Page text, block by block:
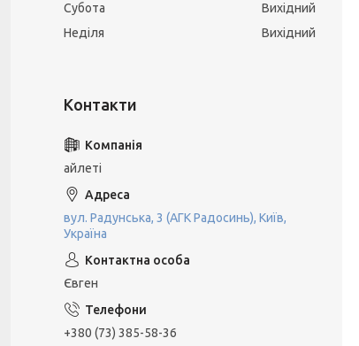
Субота
Вихідний
Неділя
Вихідний
айлеті
вул. Радунська, 3 (АГК Радосинь), Київ,
Україна
Євген
+380 (73) 385-58-36